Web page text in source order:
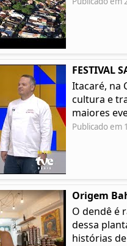
FESTIVAL
Itacaré, na
cultura e
maiores
Publicado em
Origem
O dendê é
dessa
histórias